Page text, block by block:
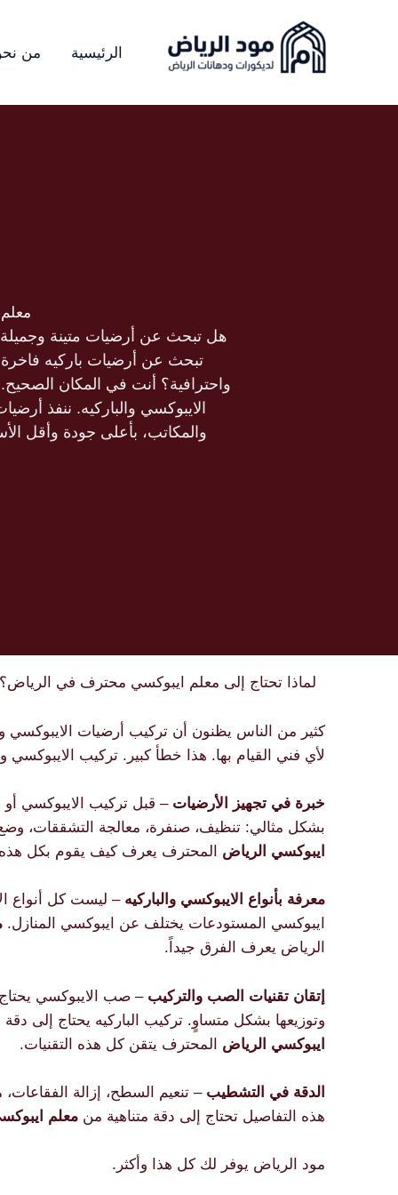
الرئيسية من
هل تبحث عن أرضيات متينة
تبحث عن أرضيات باركيه
الايبوكسي والباركيه. ننفذ
والمكاتب، بأعلى جودة وأقل
لماذا تحتاج إلى معلم ايبوكسي محترف في الرياض؟
كثير من الناس يظنون أن تركيب أرضيات الايبوكسي
لأي فني القيام بها. هذا خطأ كبير. تركيب الايبوكسي
خبرة في تجهيز الأرضيات – قبل تركيب الايبوكسي أو
بشكل مثالي: تنظيف، صنفرة، معالجة التشققات،
ايبوكسي الرياض المحترف يعرف كيف يقوم بكل
معرفة بأنواع الايبوكسي والباركيه – ليست كل أنواع
ايبوكسي المستودعات يختلف عن ايبوكسي المنازل.
الرياض يعرف الفرق جيداً.
إتقان تقنيات الصب والتركيب – صب الايبوكسي
وتوزيعها بشكل متساوٍ. تركيب الباركيه يحتاج إلى
ايبوكسي الرياض المحترف يتقن كل هذه التقنيات.
الدقة في التشطيب – تنعيم السطح، إزالة
هذه التفاصيل تحتاج إلى دقة متناهية من معلم
مود الرياض يوفر لك كل هذا وأكثر.